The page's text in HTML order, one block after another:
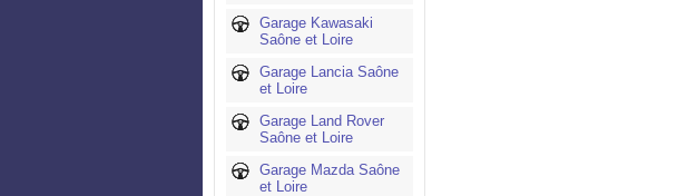
Garage Kawasaki
Saône et Loire
Garage Lancia Saône
et Loire
Garage Land Rover
Saône et Loire
Garage Mazda Saône
et Loire